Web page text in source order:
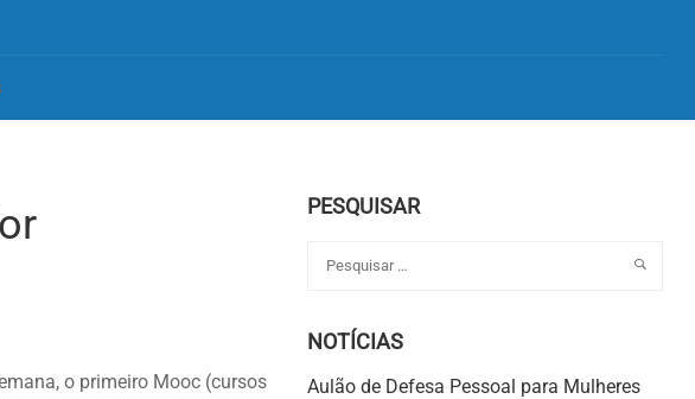
o primeiro Mooc (cursos
PESQUISAR
NOTÍCIAS
Aulão de Defesa Pessoal para Mulheres